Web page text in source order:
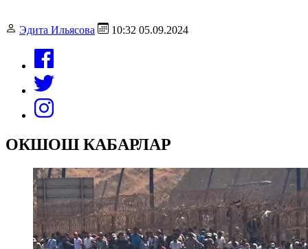
Эдита Ильясова 10:32 05.09.2024
ОКШОШ КАБАРЛАР